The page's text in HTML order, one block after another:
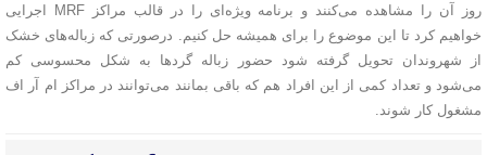
روز آن را مشاهده می‌کنند و برنامه ویژه‌ای را در قالب مراکز MRF اجرایی
خواهیم کرد تا این موضوع را برای همیشه حل کنیم. درصورتی که زباله‌های خشک
از شهروندان تحویل گرفته شود حضور زباله گردها به شکل محسوسی کم
می‌شود و تعداد کمی از این افراد هم که باقی بمانند می‌توانند در مراکز ام آر اف
مشغول کار شوند.